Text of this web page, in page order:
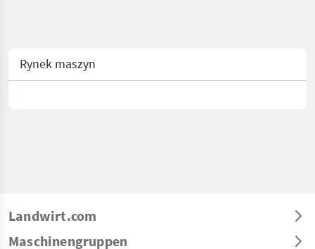
Rynek maszyn
Landwirt.com
Maschinengruppen